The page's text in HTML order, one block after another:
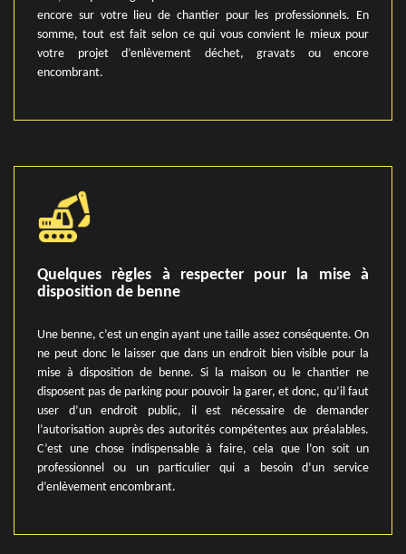
encore sur votre lieu de chantier pour les professionnels. En
somme, tout est fait selon ce qui vous convient le mieux pour
votre projet d’enlèvement déchet, gravats ou encore
encombrant.
Quelques règles à respecter pour la mise à
disposition de benne
Une benne, c’est un engin ayant une taille assez conséquente. On
ne peut donc le laisser que dans un endroit bien visible pour la
mise à disposition de benne. Si la maison ou le chantier ne
disposent pas de parking pour pouvoir la garer, et donc, qu’il faut
user d’un endroit public, il est nécessaire de demander
l’autorisation auprès des autorités compétentes aux préalables.
C’est une chose indispensable à faire, cela que l’on soit un
professionnel ou un particulier qui a besoin d’un service
d’enlèvement encombrant.